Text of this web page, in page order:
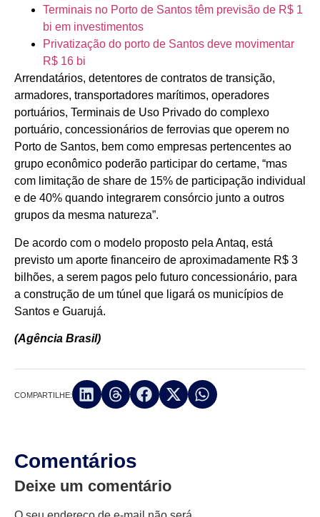
Terminais no Porto de Santos têm previsão de R$ 1
bi em investimentos
Privatização do porto de Santos deve movimentar
R$ 16 bi
Arrendatários, detentores de contratos de transição,
armadores, transportadores marítimos, operadores
portuários, Terminais de Uso Privado do complexo
portuário, concessionários de ferrovias que operem no
Porto de Santos, bem como empresas pertencentes ao
grupo econômico poderão participar do certame, “mas
com limitação de share de 15% de participação individual
e de 40% quando integrarem consórcio junto a outros
grupos da mesma natureza”.
De acordo com o modelo proposto pela Antaq, está
previsto um aporte financeiro de aproximadamente R$ 3
bilhões, a serem pagos pelo futuro concessionário, para
a construção de um túnel que ligará os municípios de
Santos e Guarujá.
(Agência Brasil)
COMPARTILHE:
Comentários
Deixe um comentário